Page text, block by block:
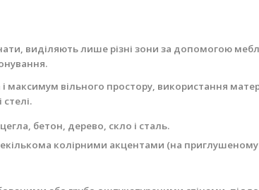
виділяють лише різні зони за допомогою
вільного простору, використання
бетон, дерево, скло і сталь.
колірними акцентами (на приглушеному